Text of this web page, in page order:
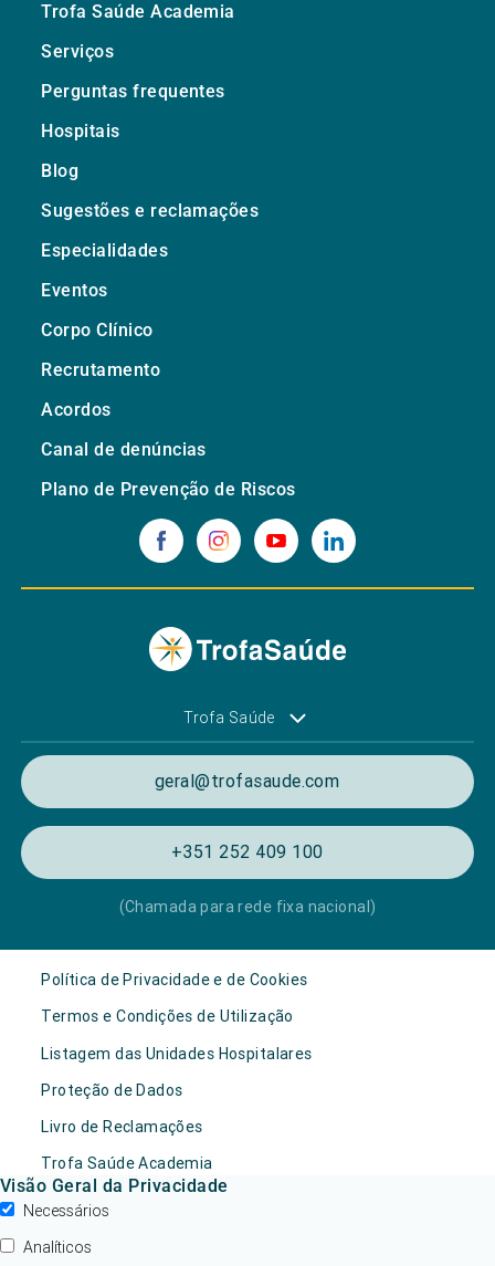
Trofa Saúde Academia
Serviços
Perguntas frequentes
Hospitais
Blog
Sugestões e reclamações
Especialidades
Eventos
Corpo Clínico
Recrutamento
Acordos
Canal de denúncias
Plano de Prevenção de Riscos
Trofa Saúde
geral@trofasaude.com
+351 252 409 100
(Chamada para rede fixa nacional)
Política de Privacidade e de Cookies
Termos e Condições de Utilização
Listagem das Unidades Hospitalares
Proteção de Dados
Livro de Reclamações
Trofa Saúde Academia
Visão Geral da Privacidade
Necessários
Analíticos